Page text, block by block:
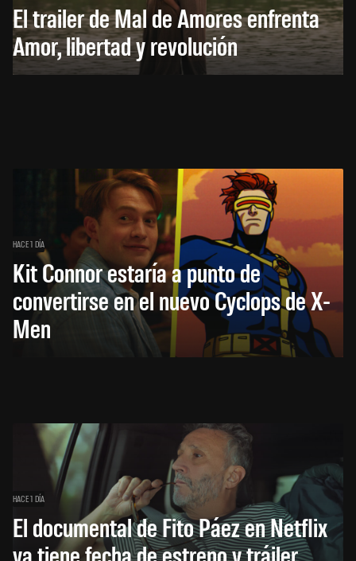
El trailer de Mal de Amores enfrenta
Amor, libertad y revolución
HACE 1 DÍA
Kit Connor estaría a punto de
convertirse en el nuevo Cyclops de X-
Men
HACE 1 DÍA
El documental de Fito Páez en Netflix